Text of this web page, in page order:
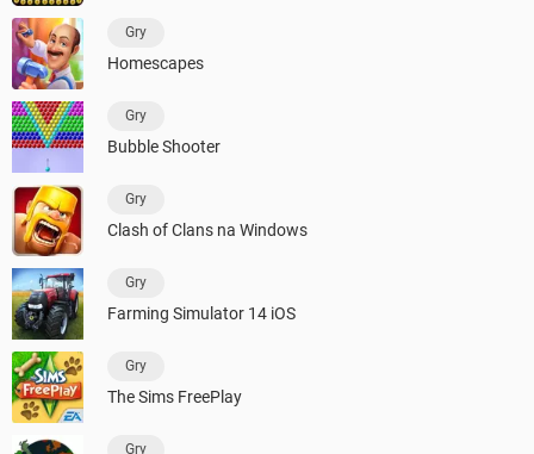
Gry
Homescapes
Gry
Bubble Shooter
Gry
Clash of Clans na Windows
Gry
Farming Simulator 14 iOS
Gry
The Sims FreePlay
Gry